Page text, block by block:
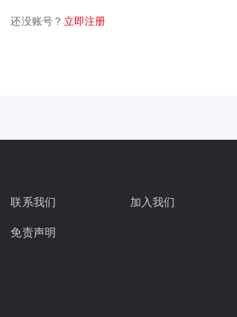
还没账号？ 立即注册
联系我们
加入我们
免责声明